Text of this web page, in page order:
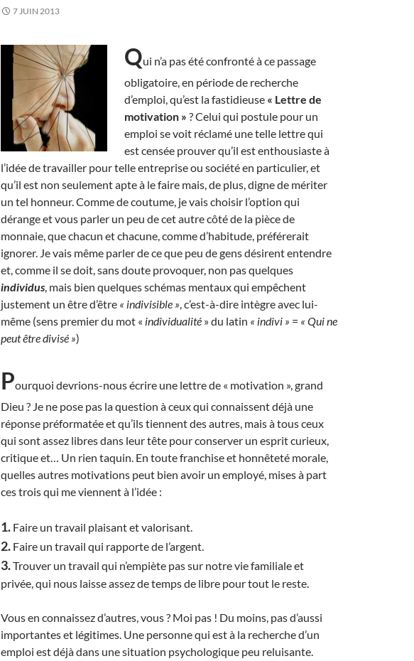
7 JUIN 2013
Qui n’a pas été confronté à ce passage
obligatoire, en période de recherche
d’emploi, qu’est la fastidieuse « Lettre de
motivation » ? Celui qui postule pour un
emploi se voit réclamé une telle lettre qui
est censée prouver qu’il est enthousiaste à
l’idée de travailler pour telle entreprise ou société en particulier, et
qu’il est non seulement apte à le faire mais, de plus, digne de mériter
un tel honneur. Comme de coutume, je vais choisir l’option qui
dérange et vous parler un peu de cet autre côté de la pièce de
monnaie, que chacun et chacune, comme d’habitude, préférerait
ignorer. Je vais même parler de ce que peu de gens désirent entendre
et, comme il se doit, sans doute provoquer, non pas quelques
individus, mais bien quelques schémas mentaux qui empêchent
justement un être d’être « indivisible », c’est-à-dire intègre avec lui-
même (sens premier du mot « individualité » du latin « indivi » = « Qui ne
peut être divisé »)
Pourquoi devrions-nous écrire une lettre de « motivation », grand
Dieu ? Je ne pose pas la question à ceux qui connaissent déjà une
réponse préformatée et qu’ils tiennent des autres, mais à tous ceux
qui sont assez libres dans leur tête pour conserver un esprit curieux,
critique et… Un rien taquin. En toute franchise et honnêteté morale,
quelles autres motivations peut bien avoir un employé, mises à part
ces trois qui me viennent à l’idée :
1. Faire un travail plaisant et valorisant.
2. Faire un travail qui rapporte de l’argent.
3.Trouver un travail qui n’empiète pas sur notre vie familiale et
privée, qui nous laisse assez de temps de libre pour tout le reste.
Vous en connaissez d’autres, vous ? Moi pas ! Du moins, pas d’aussi
importantes et légitimes. Une personne qui est à la recherche d’un
emploi est déjà dans une situation psychologique peu reluisante.